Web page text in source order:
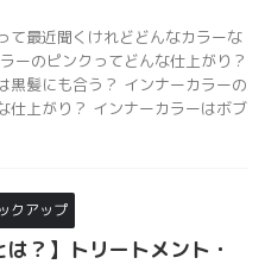
て最近聞くけれどどんなカラーな
ーのピンクってどんな仕上がり？
黒髪にも合う？ インナーカラーの
仕上がり？ インナーカラーはボブ
クアップ
は？】トリートメント・